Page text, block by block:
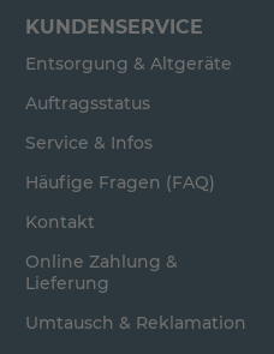
KUNDENSERVICE
Entsorgung & Altgeräte
Auftragsstatus
Service & Infos
Häufige Fragen (FAQ)
Kontakt
Online Zahlung &
Lieferung
Umtausch & Reklamation